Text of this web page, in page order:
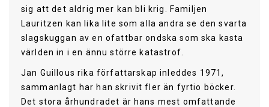
sig att det aldrig mer kan bli krig. Familjen
Lauritzen kan lika lite som alla andra se den svarta
slagskuggan av en ofattbar ondska som ska kasta
världen in i en ännu större katastrof.
Jan Guillous rika författarskap inleddes 1971,
sammanlagt har han skrivit fler än fyrtio böcker.
Det stora århundradet är hans mest omfattande